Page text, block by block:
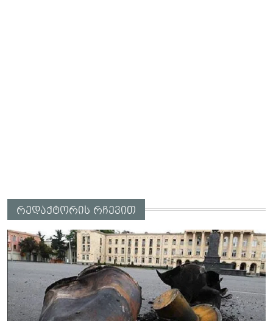
რედაქტორის რჩევით